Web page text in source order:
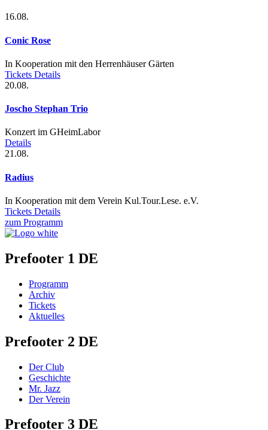
16.08.
Conic Rose
In Kooperation mit den Herrenhäuser Gärten
Tickets Details
20.08.
Joscho Stephan Trio
Konzert im GHeimLabor
Details
21.08.
Radius
In Kooperation mit dem Verein Kul.Tour.Lese. e.V.
Tickets Details
zum Programm
Prefooter 1 DE
Programm
Archiv
Tickets
Aktuelles
Prefooter 2 DE
Der Club
Geschichte
Mr. Jazz
Der Verein
Prefooter 3 DE